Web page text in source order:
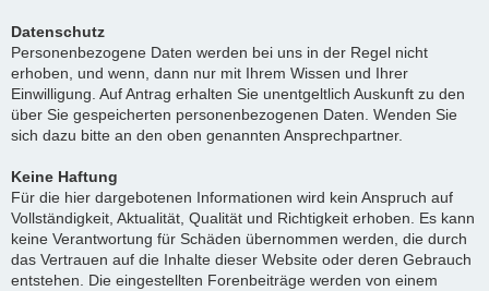
Datenschutz
Personenbezogene Daten werden bei uns in der Regel nicht
erhoben, und wenn, dann nur mit Ihrem Wissen und Ihrer
Einwilligung. Auf Antrag erhalten Sie unentgeltlich Auskunft zu den
über Sie gespeicherten personenbezogenen Daten. Wenden Sie
sich dazu bitte an den oben genannten Ansprechpartner.
Keine Haftung
Für die hier dargebotenen Informationen wird kein Anspruch auf
Vollständigkeit, Aktualität, Qualität und Richtigkeit erhoben. Es kann
keine Verantwortung für Schäden übernommen werden, die durch
das Vertrauen auf die Inhalte dieser Website oder deren Gebrauch
entstehen. Die eingestellten Forenbeiträge werden von einem